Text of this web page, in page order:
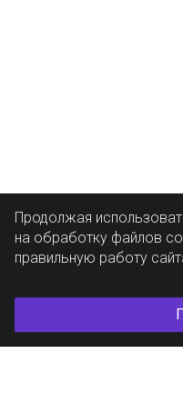
Продолжая
на обработку файлов
правильную работу